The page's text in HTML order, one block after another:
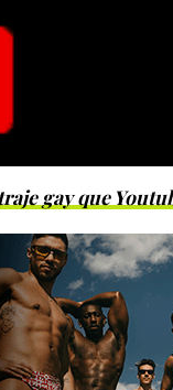
gay que